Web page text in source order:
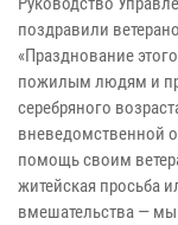
поздравили
«Празднование
пожилым людям и
серебряного
вневедомственной
помощь своим
житейская просьба
вмешательства — мы